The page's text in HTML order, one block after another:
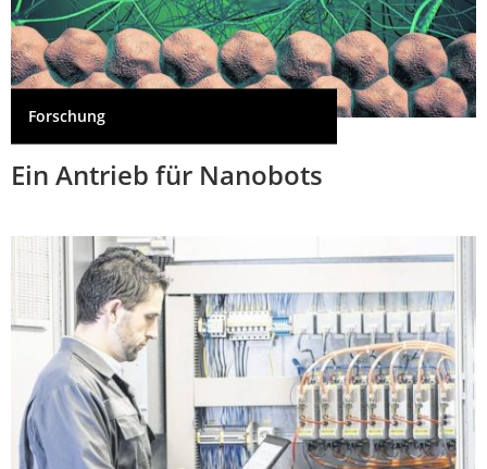
Forschung
Ein Antrieb für Nanobots